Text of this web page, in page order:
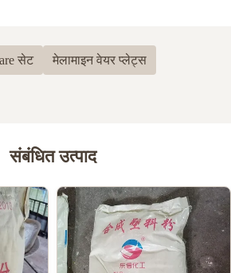
सेट मेलामाइन वेयर प्लेट्स
संबंधित उत्पाद